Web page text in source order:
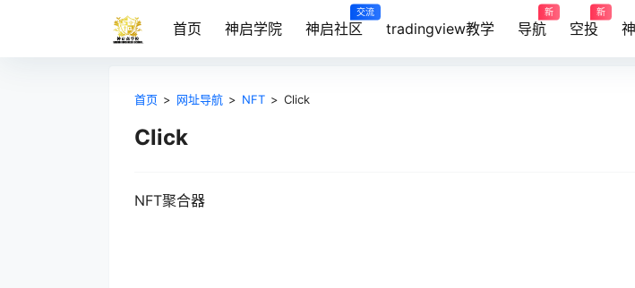
首页 神启学院 神启社区
交流
tradingview教学 导航
新
空投
新
首页 > 网址导航 > NFT > Click
Click
NFT聚合器